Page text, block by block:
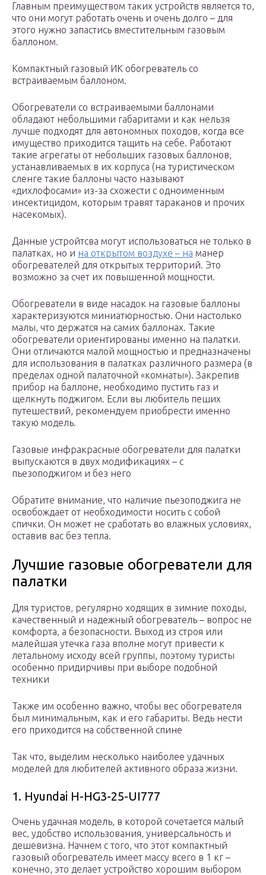
Главным преимуществом таких устройств является то,
что они могут работать очень и очень долго – для
этого нужно запастись вместительным газовым
баллоном.
Компактный газовый ИК обогреватель со
встраиваемым баллоном.
Обогреватели со встраиваемыми баллонами
обладают небольшими габаритами и как нельзя
лучше подходят для автономных походов, когда все
имущество приходится тащить на себе. Работают
такие агрегаты от небольших газовых баллонов,
устанавливаемых в их корпуса (на туристическом
сленге такие баллоны часто называют
«дихлофосами» из-за схожести с одноименным
инсектицидом, которым травят тараканов и прочих
насекомых).
Данные устройтсва могут использоваться не только в
палатках, но и на открытом воздухе – на манер
обогревателей для открытых территорий. Это
возможно за счет их повышенной мощности.
Обогреватели в виде насадок на газовые баллоны
характеризуются миниатюрностью. Они настолько
малы, что держатся на самих баллонах. Такие
обогреватели ориентированы именно на палатки.
Они отличаются малой мощностью и предназначены
для использования в палатках различного размера (в
пределах одной палаточной «комнаты»). Закрепив
прибор на баллоне, необходимо пустить газ и
щелкнуть поджигом. Если вы любитель пеших
путешествий, рекомендуем приобрести именно
такую модель.
Газовые инфракрасные обогреватели для палатки
выпускаются в двух модификациях – с
пьезоподжигом и без него
Обратите внимание, что наличие пьезоподжига не
освобождает от необходимости носить с собой
спички. Он может не сработать во влажных условиях,
оставив вас без тепла.
Лучшие газовые обогреватели для
палатки
Для туристов, регулярно ходящих в зимние походы,
качественный и надежный обогреватель – вопрос не
комфорта, а безопасности. Выход из строя или
малейшая утечка газа вполне могут привести к
летальному исходу всей группы, поэтому туристы
особенно придирчивы при выборе подобной
техники
Также им особенно важно, чтобы вес обогревателя
был минимальным, как и его габариты. Ведь нести
его приходится на собственной спине
Так что, выделим несколько наиболее удачных
моделей для любителей активного образа жизни.
1. Hyundai H-HG3-25-UI777
Очень удачная модель, в которой сочетается малый
вес, удобство использования, универсальность и
дешевизна. Начнем с того, что этот компактный
газовый обогреватель имеет массу всего в 1 кг –
конечно, это делает устройство хорошим выбором